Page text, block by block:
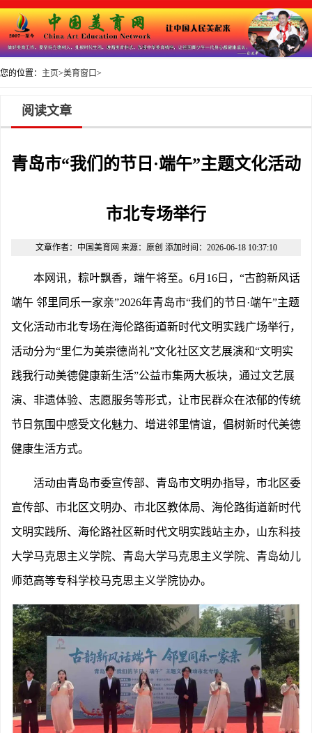
您的位置： 主页>美育窗口>
阅读文章
青岛市“我们的节日·端午”主题文化活动
市北专场举行
文章作者：中国美育网 来源：原创 添加时间：2026-06-18 10:37:10
本网讯，粽叶飘香，端午将至。 6月16日，“古韵新风话
端午 邻里同乐一家亲”2026年青岛市“我们的节日·端午”主题
文化活动市北专场在海伦路街道新时代文明实践广场举行，
活动分为“里仁为美崇德尚礼”文化社区文艺展演和“文明实
践我行动美德健康新生活”公益市集两大板块，通过文艺展
演、非遗体验、志愿服务等形式，让市民群众在浓郁的传统
节日氛围中感受文化魅力、增进邻里情谊，倡树新时代美德
健康生活方式。
活动由青岛市委宣传部、青岛市文明办指导，市北区委
宣传部、市北区文明办、市北区教体局、海伦路街道新时代
文明实践所、海伦路社区新时代文明实践站主办，山东科技
大学马克思主义学院、青岛大学马克思主义学院、青岛幼儿
师范高等专科学校马克思主义学院协办。